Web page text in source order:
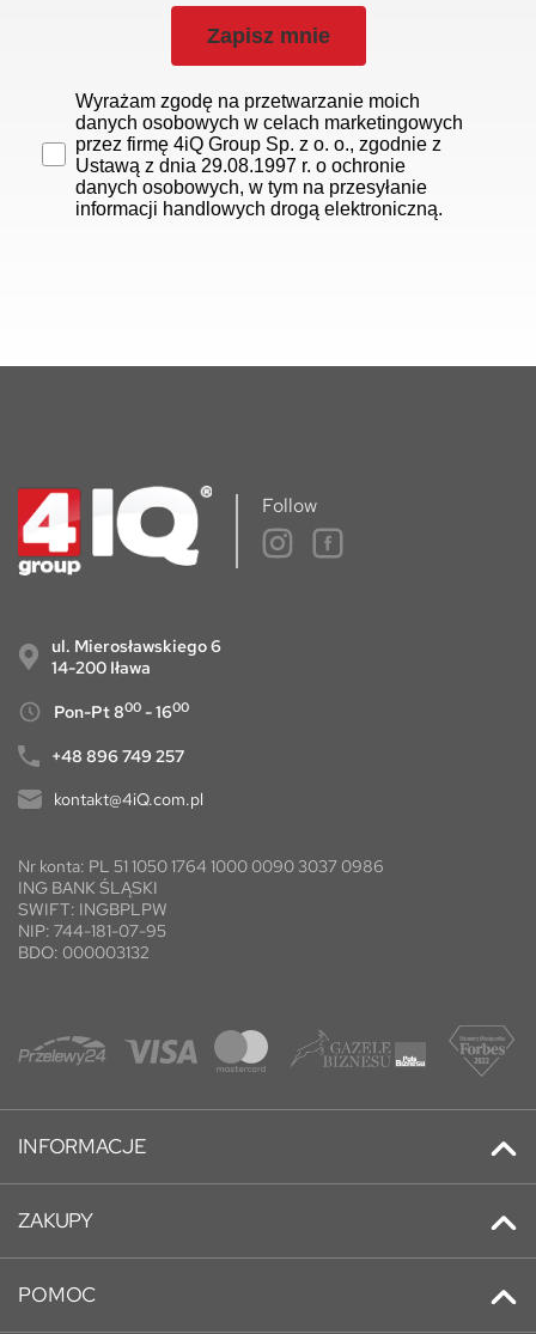
Zapisz mnie
Wyrażam zgodę na przetwarzanie moich
danych osobowych w celach marketingowych
przez firmę 4iQ Group Sp. z o. o., zgodnie z
Ustawą z dnia 29.08.1997 r. o ochronie
danych osobowych, w tym na przesyłanie
informacji handlowych drogą elektroniczną.
Follow
ul. Mierosławskiego 6
14-200 Iława
Pon-Pt 800 - 1600
+48 896 749 257
kontakt@4iQ.com.pl
Nr konta: PL 51 1050 1764 1000 0090 3037 0986
ING BANK ŚLĄSKI
SWIFT: INGBPLPW
NIP: 744-181-07-95
BDO: 000003132
INFORMACJE
Kontakt
Promocje
ZAKUPY
Adresy
Historia zamówień
POMOC